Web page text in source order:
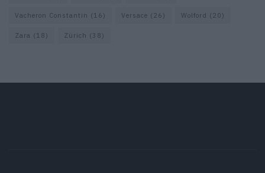
Vacheron Constantin (16) Versace (26) Wolford (20)
Zara (18) Zürich (38)